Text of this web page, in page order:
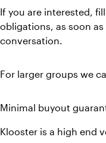
If you are interested,
obligations, as soon
conversation.
For larger groups we
Minimal buyout
Klooster is a high end